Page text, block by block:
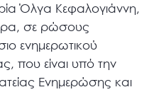
Όλγα Κεφαλογιάννη,
σε ρώσους
ενημερωτικού
που είναι υπό την
Ενημερώσης και